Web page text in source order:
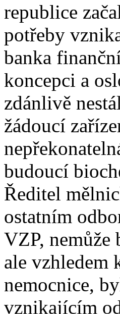
republice
potřeby
banka
koncepci a
zdánlivě
žádoucí
budoucí
Ředitel
ostatním
VZP, nemůže
ale vzhledem
nemocnice,
vznikajícím